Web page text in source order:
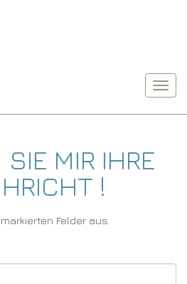
MIR IHRE
!
Felder aus.